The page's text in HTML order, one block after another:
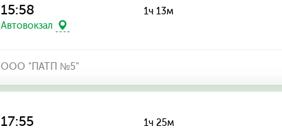
15:58
Автовокзал
1ч 13м
ООО "ПАТП №5"
17:55 1ч 25м